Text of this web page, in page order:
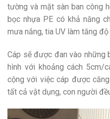
tường và mặt sàn ban công
bọc nhựa PE có khả năng
mưa nắng, tia UV làm tăng độ
Cáp sẽ được đan vào những
hình với khoảng cách 5cm/
cộng với việc cáp được
tất cả vật dụng, con người